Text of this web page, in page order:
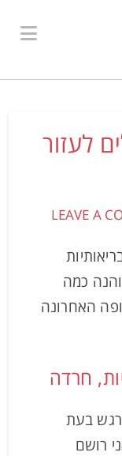
לעזור
כמה
האחרונה
חרדה
בעת
רושם